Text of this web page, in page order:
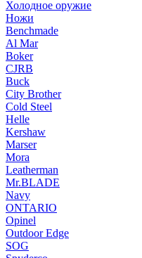
Холодное оружие
Ножи
Benchmade
Al Mar
Boker
CJRB
Buck
City Brother
Cold Steel
Helle
Kershaw
Marser
Mora
Leatherman
Mr.BLADE
Navy
ONTARIO
Opinel
Outdoor Edge
SOG